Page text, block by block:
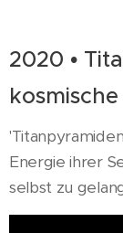
2020 •
Energie ihrer
selbst zu